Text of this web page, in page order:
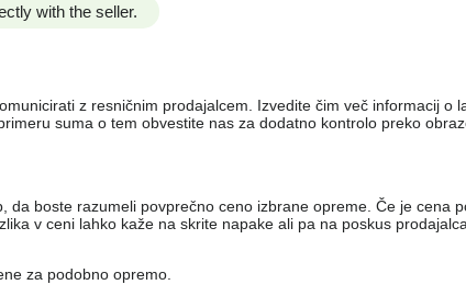
with the seller.
z resničnim prodajalcem. Izvedite čim več informacij o
suma o tem obvestite nas za dodatno kontrolo preko
boste razumeli povprečno ceno izbrane opreme. Če je cena
v ceni lahko kaže na skrite napake ali pa na poskus
za podobno opremo.